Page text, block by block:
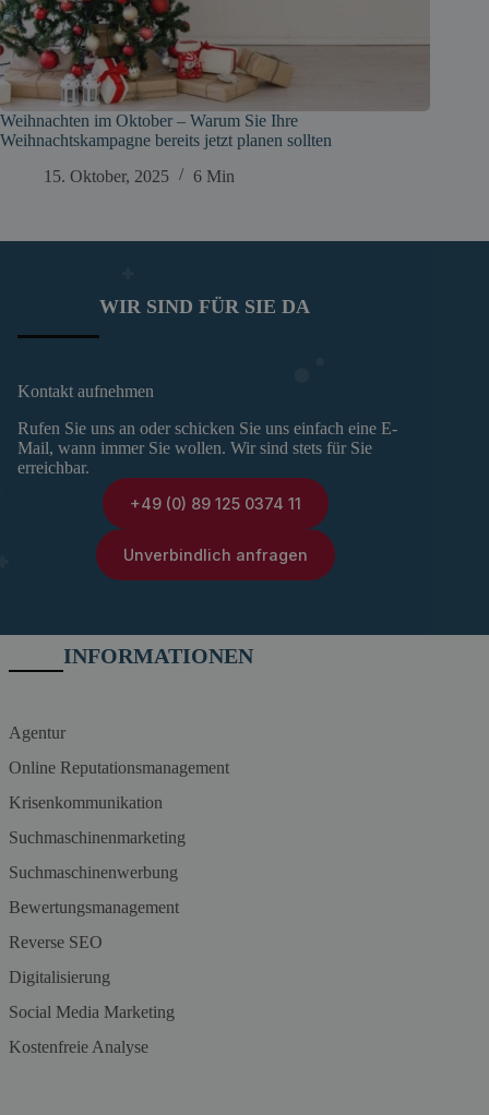
Weihnachten im Oktober – Warum Sie Ihre
Weihnachtskampagne bereits jetzt planen sollten
15. Oktober, 2025
6 Min
WIR SIND FÜR SIE DA
Kontakt aufnehmen
Rufen Sie uns an oder schicken Sie uns einfach eine E-
Mail, wann immer Sie wollen. Wir sind stets für Sie
erreichbar.
+49 (0) 89 125 0374 11
Unverbindlich anfragen
INFORMATIONEN
Agentur
Online Reputationsmanagement
Krisenkommunikation
Suchmaschinenmarketing
Suchmaschinenwerbung
Bewertungsmanagement
Reverse SEO
Digitalisierung
Social Media Marketing
Kostenfreie Analyse